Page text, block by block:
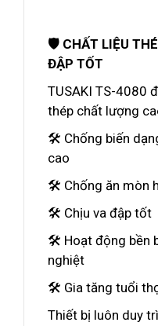
🛡️ CHẤT LIỆU
ĐẬP TỐT
TUSAKI TS-4080
thép chất lượng
🛠️ Chống biến
cao
🛠️ Chống ăn mòn
🛠️ Chịu va đập tốt
🛠️ Hoạt động bền
nghiệt
🛠️ Gia tăng tuổi
Thiết bị luôn duy